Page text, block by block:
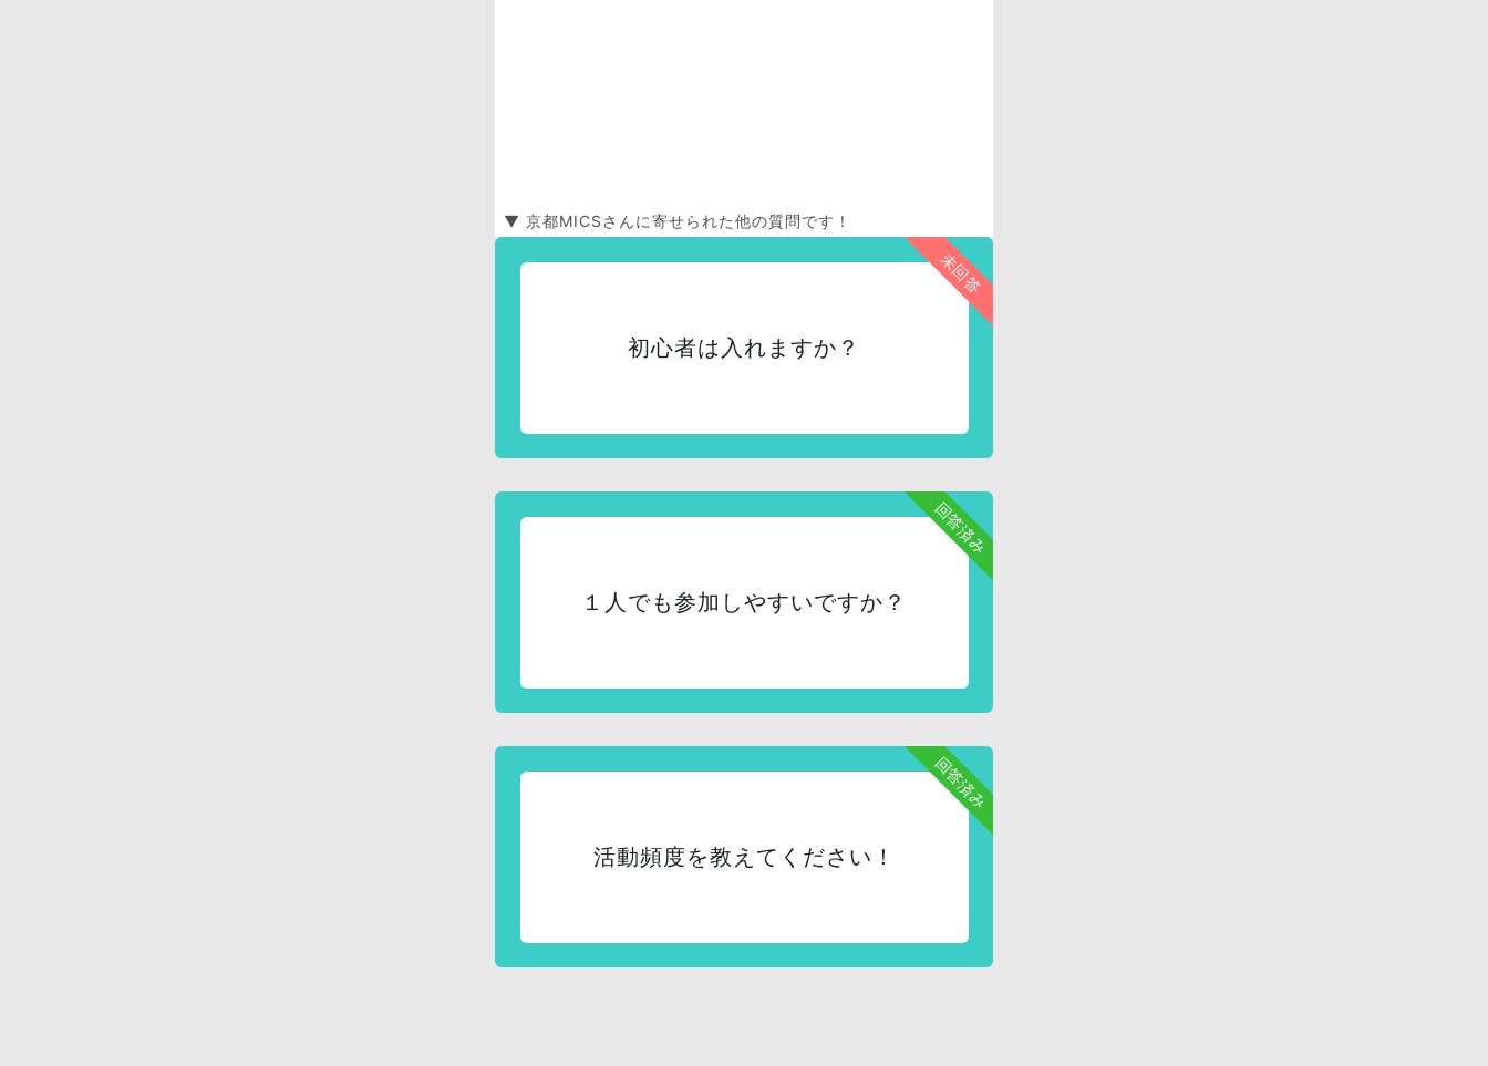
▼ 京都MICSさんに寄せられた他の質問です！
未回答
初心者は入れますか？
回答済み
１人でも参加しやすいですか？
回答済み
活動頻度を教えてください！